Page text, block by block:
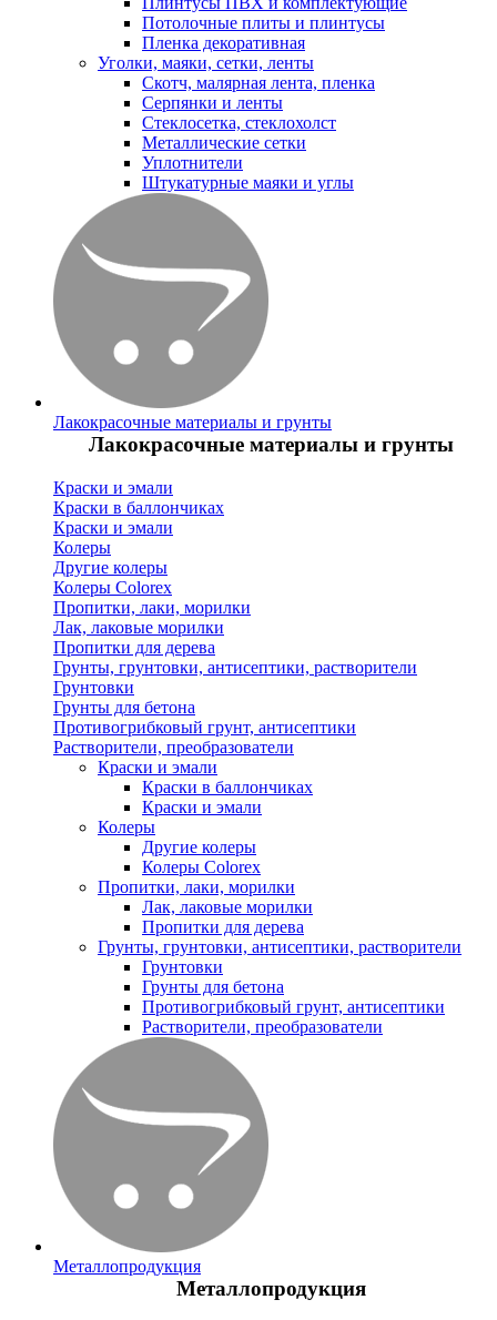
Потолочные плиты и плинтусы
Пленка декоративная
Уголки, маяки, сетки, ленты
Скотч, малярная лента, пленка
Серпянки и ленты
Стеклосетка, стеклохолст
Металлические сетки
Уплотнители
Штукатурные маяки и углы
Лакокрасочные материалы и грунты
Лакокрасочные материалы и грунты
Краски и эмали
Краски в баллончиках
Краски и эмали
Колеры
Другие колеры
Колеры Colorex
Пропитки, лаки, морилки
Лак, лаковые морилки
Пропитки для дерева
Грунты, грунтовки, антисептики, растворители
Грунтовки
Грунты для бетона
Противогрибковый грунт, антисептики
Растворители, преобразователи
Краски и эмали
Краски в баллончиках
Краски и эмали
Колеры
Другие колеры
Колеры Colorex
Пропитки, лаки, морилки
Лак, лаковые морилки
Пропитки для дерева
Грунты, грунтовки, антисептики, растворители
Грунтовки
Грунты для бетона
Противогрибковый грунт, антисептики
Растворители, преобразователи
Металлопродукция
Металлопродукция